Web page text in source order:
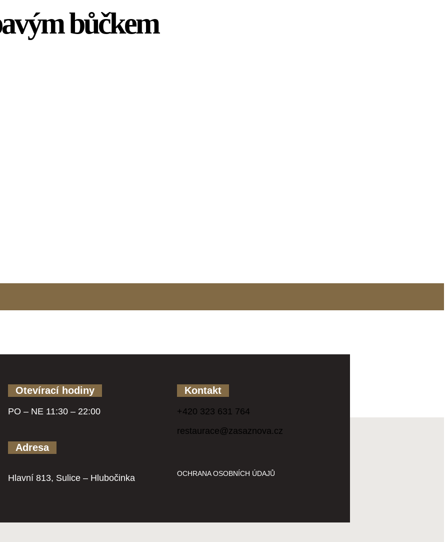
bůčkem
Otevírací hodiny
PO – NE 11:30 – 22:00
Adresa
Hlavní 813, Sulice – Hlubočinka
Kontakt
+420 323 631 764
restaurace@zasaznova.cz
OCHRANA OSOBNÍCH ÚDAJŮ